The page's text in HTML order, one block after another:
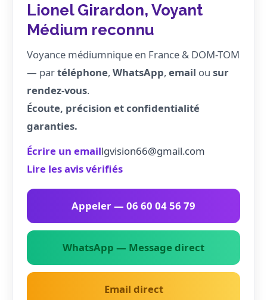
Lionel Girardon, Voyant
Médium reconnu
Voyance médiumnique en France & DOM-TOM
— partéléphone, WhatsApp, email ou sur
rendez-vous.
Écoute, précision et confidentialité
garanties.
Écrire un emaillgvision66@gmail.com
Lire les avis vérifiés
Appeler — 06 60 04 56 79
WhatsApp — Message direct
Email direct